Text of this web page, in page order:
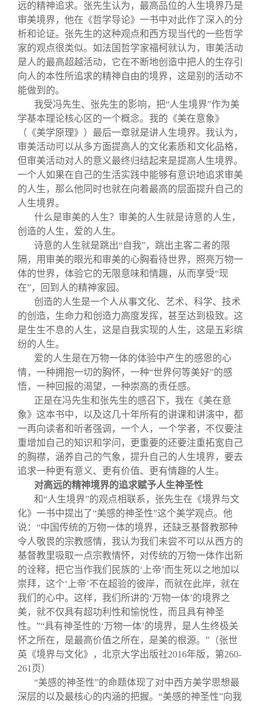
远的精神追求。张先生认为，最高品位的人生境界乃是
审美境界，他在《哲学导论》一书中对此作了深入的分
析和论证。张先生的这种观点和西方现当代的一些哲学
家的观点很类似。如法国哲学家福柯就认为，审美活动
是人的最高超越活动，它在不断地创造中把人的生存引
向人的本性所追求的精神自由的境界，这是别的活动不
能做到的。
我受冯先生、张先生的影响，把“人生境界”作为美
学基本理论核心区的一个概念。我的《美在意象》
（《美学原理》）最后一章就是讲人生境界。我认为，
审美活动可以从多方面提高人的文化素质和文化品格，
但审美活动对人的意义最终归结起来是提高人生境界。
一个人如果在自己的生活实践中能够有意识地追求审美
的人生，那么他同时也就在向着最高的层面提升自己的
人生境界。
什么是审美的人生？审美的人生就是诗意的人生，
创造的人生，爱的人生。
诗意的人生就是跳出“自我”，跳出主客二者的限
隔，用审美的眼光和审美的心胸看待世界，照亮万物一
体的世界，体验它的无限意味和情趣，从而享受“现
在”，回到人的精神家园。
创造的人生是一个人从事文化、艺术、科学、技术
的创造，生命力和创造力高度发挥，甚至达到极致。这
是生生不息的人生，这是自我实现的人生，这是五彩缤
纷的人生。
爱的人生是在万物一体的体验中产生的感恩的心
情，一种拥抱一切的胸怀，一种“世界何等美好”的感
悟，一种回报的渴望，一种崇高的责任感。
正是在冯先生和张先生的感召下，我在《美在意
象》这本书中，以及这几十年所有的讲课和讲演中，都
一再向读者和听者强调，一个人，一个学者，不仅要注
重增加自己的知识和学问，更重要的还要注重拓宽自己
的胸襟，涵养自己的气象，提升自己的人生境界，要去
追求一种更有意义、更有价值、更有情趣的人生。
对高远的精神境界的追求赋予人生神圣性
和“人生境界”的观点相联系，张先生在《境界与文
化》一书中提出了“美感的神圣性”这个美学观点。他
说：“中国传统的万物一体的境界，还缺乏基督教那种
令人敬畏的宗教感情，我认为我们未尝不可以从西方的
基督教里吸取一点宗教情怀，对传统的万物一体作出新
的诠释，把它当作我们民族的‘上帝’而生死以之地加以
崇拜，这个‘上帝’不在超验的彼岸，而就在此岸，就在
我们的心中。这样，我们所讲的‘万物一体’的境界之
美，就不仅具有超功利性和愉悦性，而且具有神圣
性。”“具有神圣性的‘万物一体’的境界，是人生终极关
怀之所在，是最高价值之所在，是美的根源。”（张世
英《境界与文化》，北京大学出版社2016年版，第260-
261页）
“美感的神圣性”的命题体现了对中西方美学思想最
深层的以及最核心的内涵的把握。“美感的神圣性”向我